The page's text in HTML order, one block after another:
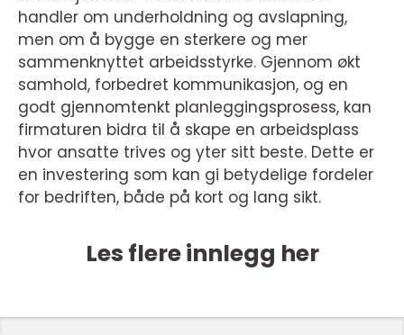
handler om underholdning og avslapning,
men om å bygge en sterkere og mer
sammenknyttet arbeidsstyrke. Gjennom økt
samhold, forbedret kommunikasjon, og en
godt gjennomtenkt planleggingsprosess, kan
firmaturen bidra til å skape en arbeidsplass
hvor ansatte trives og yter sitt beste. Dette er
en investering som kan gi betydelige fordeler
for bedriften, både på kort og lang sikt.
Les flere innlegg her